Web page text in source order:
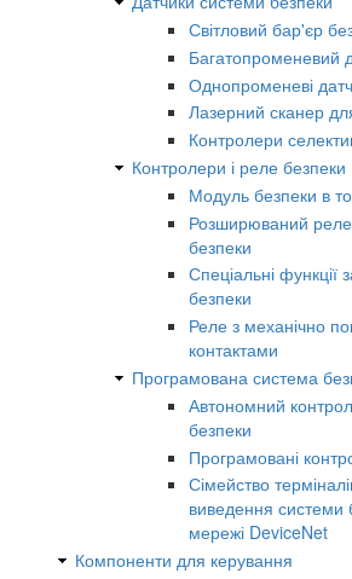
Світловий бар'єр
Багатопроменевий
Однопроменеві
Лазерний сканер
Контролери
Контролери і реле безпеки
Модуль безпеки в
Розширюваний
безпеки
Спеціальні функції
безпеки
Реле з механічно
контактами
Програмована система
Автономний
безпеки
Програмовані
Сімейство
виведення системи
мережі DeviceNet
Компоненти для керування